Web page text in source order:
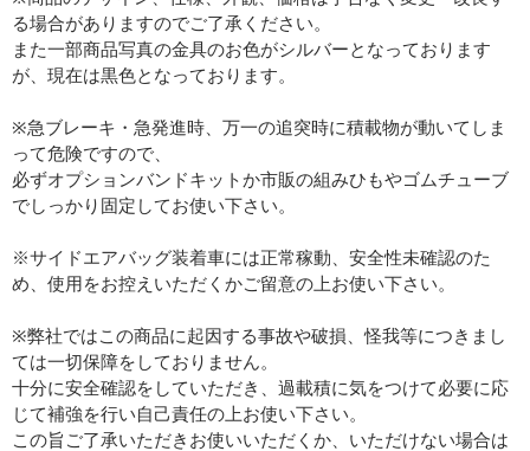
る場合がありますのでご了承ください。
また一部商品写真の金具のお色がシルバーとなっております
が、現在は黒色となっております。
※急ブレーキ・急発進時、万一の追突時に積載物が動いてしま
って危険ですので、
必ずオプションバンドキットか市販の組みひもやゴムチューブ
でしっかり固定してお使い下さい。
※サイドエアバッグ装着車には正常稼動、安全性未確認のた
め、使用をお控えいただくかご留意の上お使い下さい。
※弊社ではこの商品に起因する事故や破損、怪我等につきまし
ては一切保障をしておりません。
十分に安全確認をしていただき、過載積に気をつけて必要に応
じて補強を行い自己責任の上お使い下さい。
この旨ご了承いただきお使いいただくか、いただけない場合は